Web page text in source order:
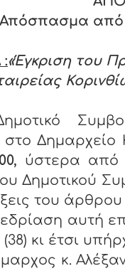
από
:«Έγκριση του
Δημαρχείο
ύστερα από
Δημοτικού
του άρθρου
αυτή
κι έτσι
κ.